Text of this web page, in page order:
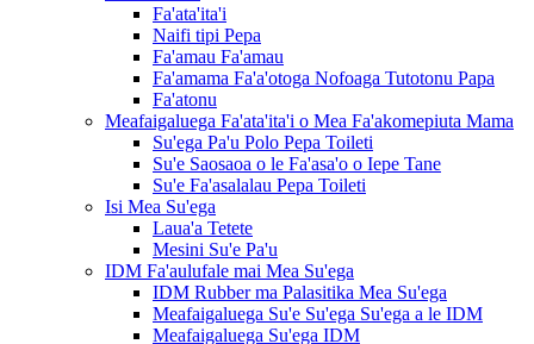
Fa'ata'ita'i
Naifi tipi Pepa
Fa'amau Fa'amau
Fa'amama Fa'a'otoga Nofoaga Tutotonu Papa
Fa'atonu
Meafaigaluega Fa'ata'ita'i o Mea Fa'akomepiuta Mama
Su'ega Pa'u Polo Pepa Toileti
Su'e Saosaoa o le Fa'asa'o o Iepe Tane
Su'e Fa'asalalau Pepa Toileti
Isi Mea Su'ega
Laua'a Tetete
Mesini Su'e Pa'u
IDM Fa'aulufale mai Mea Su'ega
IDM Rubber ma Palasitika Mea Su'ega
Meafaigaluega Su'e Su'ega Su'ega a le IDM
Meafaigaluega Su'ega IDM